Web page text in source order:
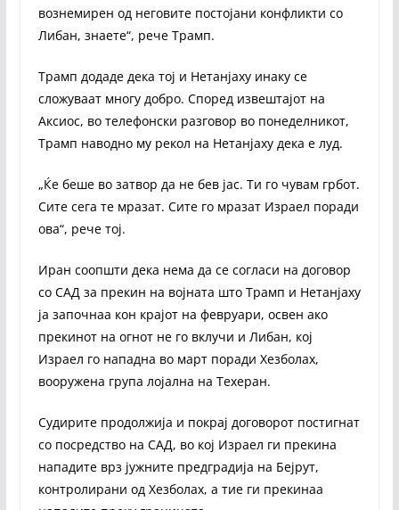
вознемирен од неговите постојани конфликти со
Либан, знаете“, рече Трамп.
Трамп додаде дека тој и Нетанјаху инаку се
сложуваат многу добро. Според извештајот на
Аксиос, во телефонски разговор во понеделникот,
Трамп наводно му рекол на Нетанјаху дека е луд.
„Ќе беше во затвор да не бев јас. Ти го чувам грбот.
Сите сега те мразат. Сите го мразат Израел поради
ова“, рече тој.
Иран соопшти дека нема да се согласи на договор
со САД за прекин на војната што Трамп и Нетанјаху
ја започнаа кон крајот на февруари, освен ако
прекинот на огнот не го вклучи и Либан, кој
Израел го нападна во март поради Хезболах,
вооружена група лојална на Техеран.
Судирите продолжија и покрај договорот постигнат
со посредство на САД, во кој Израел ги прекина
нападите врз јужните предградија на Бејрут,
контролирани од Хезболах, а тие ги прекинаа